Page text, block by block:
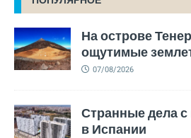
На острове
ощутимые
07/08/2026
Странные дела
в Испании